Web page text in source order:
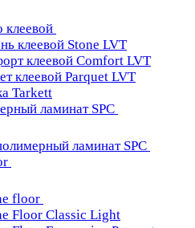
клеевой
клеевой Stone LVT
клеевой Comfort LVT
клеевой Parquet LVT
Tarkett
ламинат SPC
ламинат SPC
floor
Floor Classic Light